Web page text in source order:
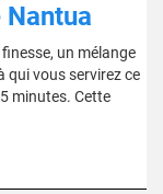
Nantua
un mélange
qui vous servirez ce
minutes. Cette